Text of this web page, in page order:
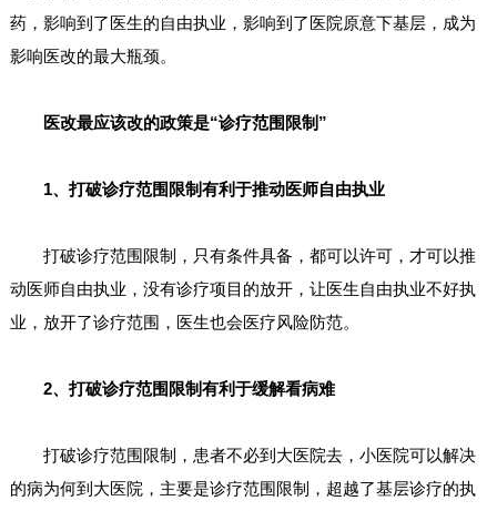
药，影响到了医生的自由执业，影响到了医院原意下基层，成为
影响医改的最大瓶颈。
医改最应该改的政策是“诊疗范围限制”
1、打破诊疗范围限制有利于推动医师自由执业
打破诊疗范围限制，只有条件具备，都可以许可，才可以推
动医师自由执业，没有诊疗项目的放开，让医生自由执业不好执
业，放开了诊疗范围，医生也会医疗风险防范。
2、打破诊疗范围限制有利于缓解看病难
打破诊疗范围限制，患者不必到大医院去，小医院可以解决
的病为何到大医院，主要是诊疗范围限制，超越了基层诊疗的执